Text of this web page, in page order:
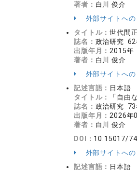
著者： 白川 俊介
外部サイトへ
タイトル：世代間
誌名： 政治研究 62
出版年月： 2015年
著者： 白川 俊介
外部サイトへ
記述言語： 日本語
タイトル：
「自由
誌名： 政治研究 73
出版年月： 2026年
著者： 白川 俊介
DOI： 10.15017/
外部サイトへ
記述言語： 日本語